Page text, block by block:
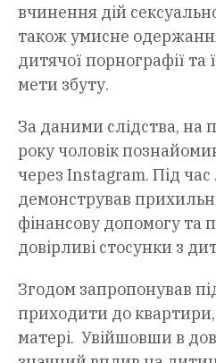
вчинення дій
також умисне
дитячої порнографії та
мети збуту.
За даними слідства, на
року чоловік
через Instagram. Під час
демонстрував
фінансову допомогу та
довірливі стосунки з
Згодом запропонував
приходити до
матері. Увійшовши в